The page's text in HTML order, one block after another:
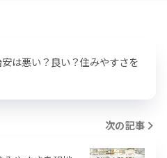
は悪い？良い？住みやすさを
次の記事